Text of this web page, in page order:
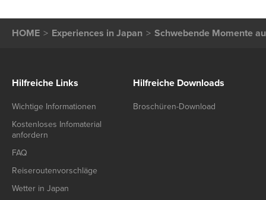
HOME Experiences in Japan Schwebende Momente
Hilfreiche Links
Wichtige Informationen
Kostenloses Infomaterial
anfordern
FAQ
Reiseroutenvorschläge
Wetter in Japan
Hilfreiche Downloads
Broschüren-Download